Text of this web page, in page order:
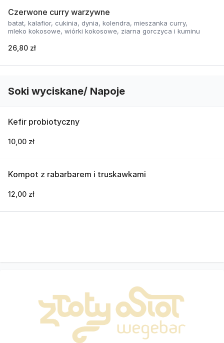
Czerwone curry warzywne
batat, kalafior, cukinia, dynia, kolendra, mieszanka curry,
mleko kokosowe, wiórki kokosowe, ziarna gorczyca i kuminu
26,80 zł
Soki wyciskane/ Napoje
Kefir probiotyczny
10,00 zł
Kompot z rabarbarem i truskawkami
12,00 zł